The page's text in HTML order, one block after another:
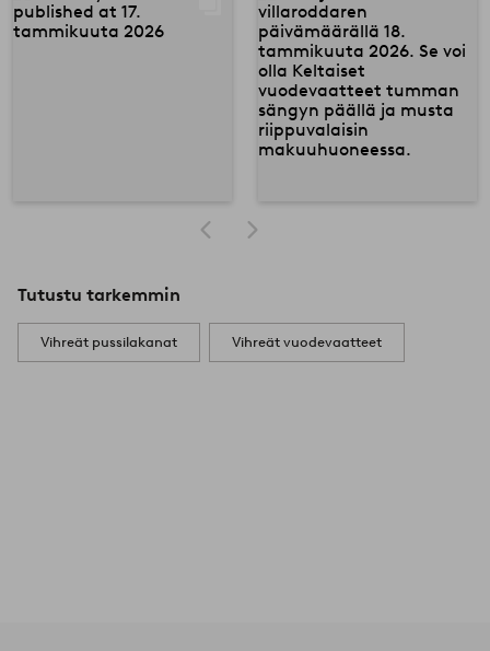
Tutustu tarkemmin
Vihreät pussilakanat Vihreät vuodevaatteet